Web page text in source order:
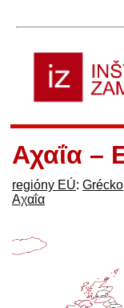
Αχαΐα –
regióny EÚ: Grécko
Αχαΐα